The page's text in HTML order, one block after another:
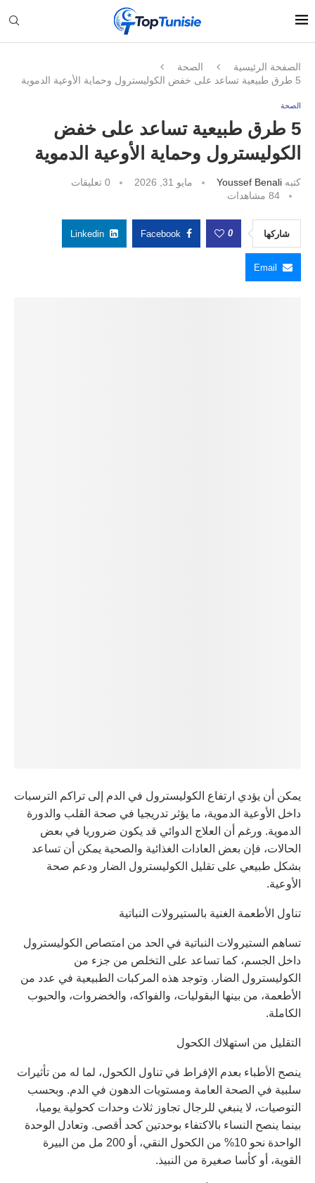
الصفحة الرئيسية
الصحة
5 طرق طبيعية تساعد على خفض الكوليسترول وحماية الأوعية الدموية
الصحة
5 طرق طبيعية تساعد على خفض
الكوليسترول وحماية الأوعية الدموية
كتبه Youssef Benali مايو 31, 2026
0 تعليقات
84 مشاهدات
شاركها 0
Facebook
Linkedin
Email
يمكن أن يؤدي ارتفاع الكوليسترول في الدم إلى تراكم الترسبات
داخل الأوعية الدموية، ما يؤثر تدريجيا في صحة القلب والدورة
الدموية. ورغم أن العلاج الدوائي قد يكون ضروريا في بعض
الحالات، فإن بعض العادات الغذائية والصحية يمكن أن تساعد
بشكل طبيعي على تقليل الكوليسترول الضار ودعم صحة
الأوعية.
تناول الأطعمة الغنية بالستيرولات النباتية
تساهم الستيرولات النباتية في الحد من امتصاص الكوليسترول
داخل الجسم، كما تساعد على التخلص من جزء من
الكوليسترول الضار. وتوجد هذه المركبات الطبيعية في عدد من
الأطعمة، من بينها البقوليات، والفواكه، والخضروات، والحبوب
الكاملة.
التقليل من استهلاك الكحول
ينصح الأطباء بعدم الإفراط في تناول الكحول، لما له من تأثيرات
سلبية في الصحة العامة ومستويات الدهون في الدم. وبحسب
التوصيات، لا ينبغي للرجال تجاوز ثلاث وحدات كحولية يوميا،
بينما ينصح النساء بالاكتفاء بوحدتين كحد أقصى. وتعادل الوحدة
الواحدة نحو 10% من الكحول النقي، أو 200 مل من البيرة
القوية، أو كأسا صغيرة من النبيذ.